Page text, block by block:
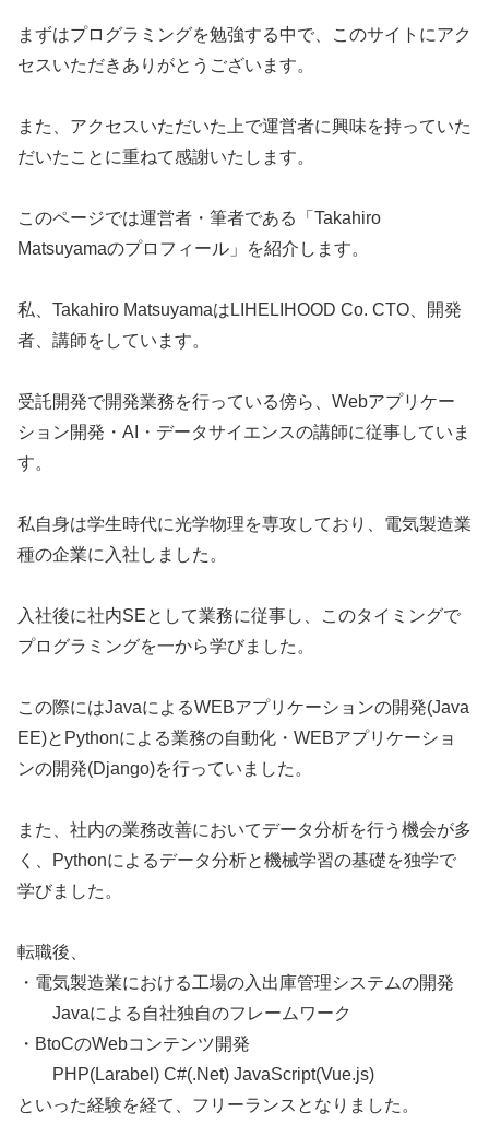
まずはプログラミングを勉強する中で、このサイトにアク
セスいただきありがとうございます。
また、アクセスいただいた上で運営者に興味を持っていた
だいたことに重ねて感謝いたします。
このページでは運営者・筆者である「Takahiro
Matsuyamaのプロフィール」を紹介します。
私、Takahiro MatsuyamaはLIHELIHOOD Co. CTO、開発
者、講師をしています。
受託開発で開発業務を行っている傍ら、Webアプリケー
ション開発・AI・データサイエンスの講師に従事していま
す。
私自身は学生時代に光学物理を専攻しており、電気製造業
種の企業に入社しました。
入社後に社内SEとして業務に従事し、このタイミングで
プログラミングを一から学びました。
この際にはJavaによるWEBアプリケーションの開発(Java
EE)とPythonによる業務の自動化・WEBアプリケーショ
ンの開発(Django)を行っていました。
また、社内の業務改善においてデータ分析を行う機会が多
く、Pythonによるデータ分析と機械学習の基礎を独学で
学びました。
転職後、
・電気製造業における工場の入出庫管理システムの開発
Javaによる自社独自のフレームワーク
・BtoCのWebコンテンツ開発
PHP(Larabel) C#(.Net) JavaScript(Vue.js)
といった経験を経て、フリーランスとなりました。